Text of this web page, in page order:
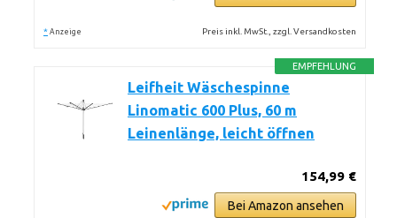
* Anzeige Preis inkl. MwSt., zzgl. Versandkosten
EMPFEHLUNG
Leifheit Wäschespinne
Linomatic 600 Plus, 60 m
Leinenlänge, leicht öffnen
154,99 €
Bei Amazon ansehen